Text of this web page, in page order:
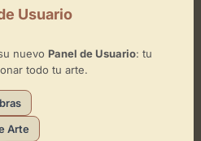
moda y productos
moderno y acogedor.
Usuario
nuevo Panel de Usuario: tu
todo tu arte.
Arte